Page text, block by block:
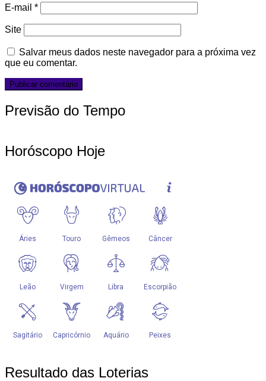
E-mail *
Site
Salvar meus dados neste navegador para a próxima vez
que eu comentar.
Previsão do Tempo
Horóscopo Hoje
Resultado das Loterias